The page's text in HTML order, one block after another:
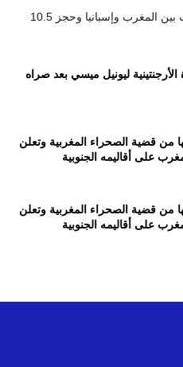
تفكيك شبكة دولية لتهريب المخدرات بين المغرب وإسبانيا وحجز 10.5
ليونيل ميسي بعد صراه
من قضية الصحراء المغربية وتعلن
على أقاليمه الجنوبية
من قضية الصحراء المغربية وتعلن
على أقاليمه الجنوبية